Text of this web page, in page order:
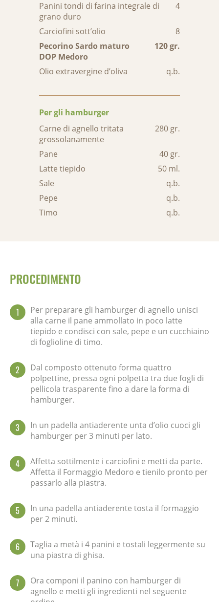
Panini tondi di farina integrale di
grano duro
4
Carciofini sott’olio
8
Pecorino Sardo maturo
DOP Medoro
120 gr.
Olio extravergine d’oliva q.b.
Per gli hamburger
Carne di agnello tritata
grossolanamente
280 gr.
Pane
40 gr.
Latte tiepido
50 ml.
Sale
q.b.
Pepe
q.b.
Timo
q.b.
PROCEDIMENTO
1
Per preparare gli hamburger di agnello unisci
alla carne il pane ammollato in poco latte
tiepido e condisci con sale, pepe e un cucchiaino
di foglioline di timo.
2
Dal composto ottenuto forma quattro
polpettine, pressa ogni polpetta tra due fogli di
pellicola trasparente fino a dare la forma di
hamburger.
3
In un padella antiaderente unta d’olio cuoci gli
hamburger per 3 minuti per lato.
4
Affetta sottilmente i carciofini e metti da parte.
Affetta il Formaggio Medoro e tienilo pronto per
passarlo alla piastra.
5
In una padella antiaderente tosta il formaggio
per 2 minuti.
6
Taglia a metà i 4 panini e tostali leggermente su
una piastra di ghisa.
7
Ora componi il panino con hamburger di
agnello e metti gli ingredienti nel seguente